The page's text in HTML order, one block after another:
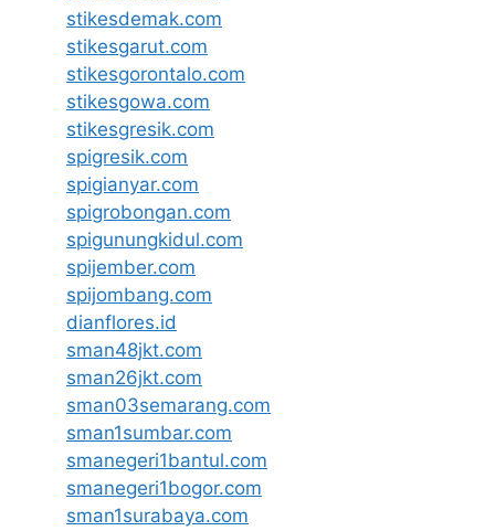
stikesdemak.com
stikesgarut.com
stikesgorontalo.com
stikesgowa.com
stikesgresik.com
spigresik.com
spigianyar.com
spigrobongan.com
spigunungkidul.com
spijember.com
spijombang.com
dianflores.id
sman48jkt.com
sman26jkt.com
sman03semarang.com
sman1sumbar.com
smanegeri1bantul.com
smanegeri1bogor.com
sman1surabaya.com